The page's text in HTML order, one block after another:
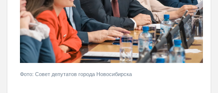
Фото: Совет депутатов города Новосибирска